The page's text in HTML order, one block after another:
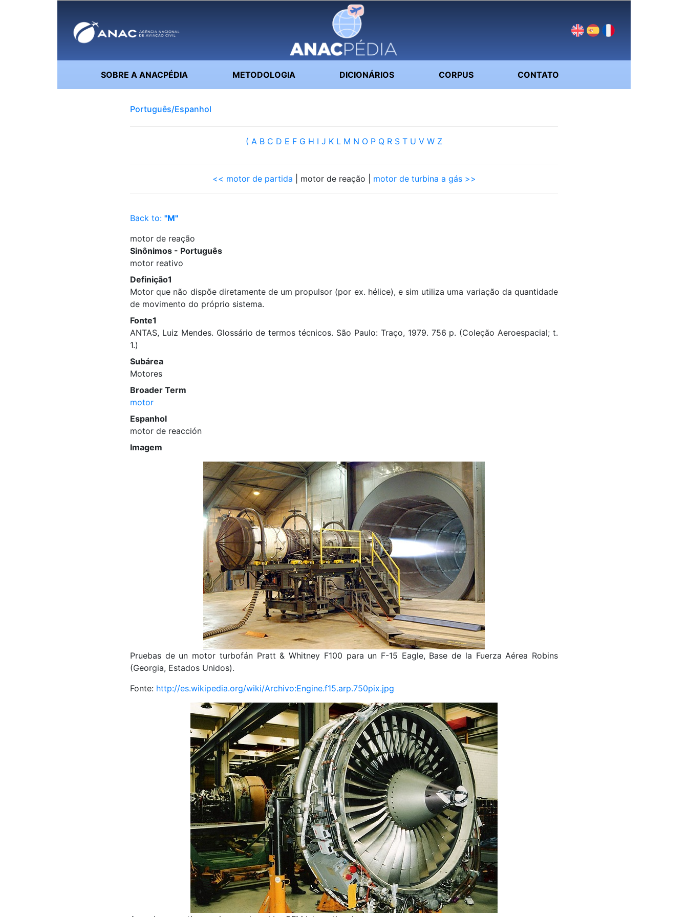
SOBRE A ANACPÉDIA METODOLOGIA DICIONÁRIOS CORPUS CONTATO
Português/Espanhol
( A B C D E F G H I J K L M N O P Q R S T U V W Z
<< motor de partida | motor de reação | motor de turbina a gás >>
Back to: "M"
motor de reação
Sinônimos - Português
motor reativo
Definição1
Motor que não dispõe diretamente de um propulsor (por ex. hélice), e sim utiliza uma variação da quantidade
de movimento do próprio sistema.
Fonte1
ANTAS, Luiz Mendes. Glossário de termos técnicos. São Paulo: Traço, 1979. 756 p. (Coleção Aeroespacial; t.
1.)
Subárea
Motores
Broader Term
motor
Espanhol
motor de reacción
Imagem
Pruebas de un motor turbofán Pratt & Whitney F100 para un F-15 Eagle, Base de la Fuerza Aérea Robins
(Georgia, Estados Unidos).
Fonte: http://es.wikipedia.org/wiki/Archivo:Engine.f15.arp.750pix.jpg